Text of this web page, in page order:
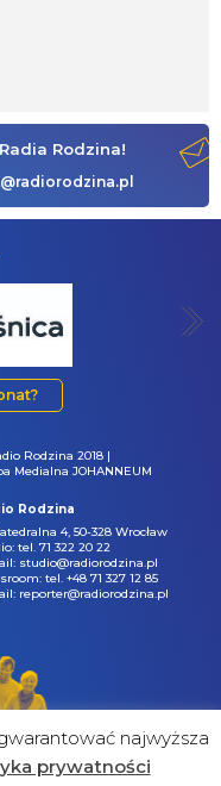
Rodzina!
Rodzina 2018 |
Medialna JOHANNEUM
Rodzina
4, 50-328 Wrocław
tel. 71 322 20 22
studio@radiorodzina.pl
tel. +48 71 327 12 85
reporter@radiorodzina.pl
najwyższa
prywatności